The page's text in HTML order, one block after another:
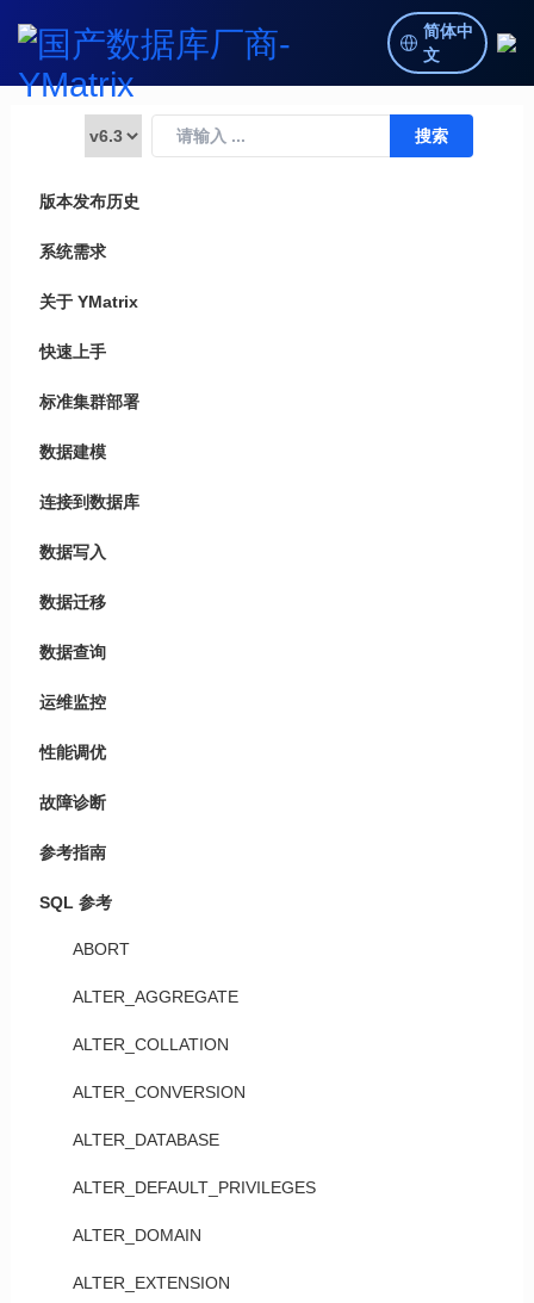
简体中
文
版本发布历史
系统需求
关于 YMatrix
快速上手
标准集群部署
数据建模
连接到数据库
数据写入
数据迁移
数据查询
运维监控
性能调优
故障诊断
参考指南
SQL 参考
ABORT
ALTER_AGGREGATE
ALTER_COLLATION
ALTER_CONVERSION
ALTER_DATABASE
ALTER_DEFAULT_PRIVILEGES
ALTER_DOMAIN
ALTER_EXTENSION